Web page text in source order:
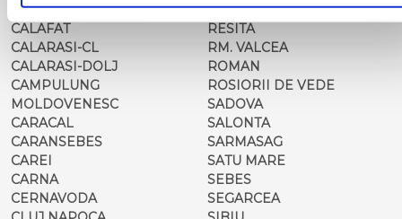
BUZAU
CALAFAT
CALARASI-CL
CALARASI-DOLJ
CAMPULUNG
MOLDOVENESC
CARACAL
CARANSEBES
CAREI
CARNA
CERNAVODA
REGHIN
RESITA
RM. VALCEA
ROMAN
ROSIORII DE VEDE
SADOVA
SALONTA
SARMASAG
SATU MARE
SEBES
SEGARCEA